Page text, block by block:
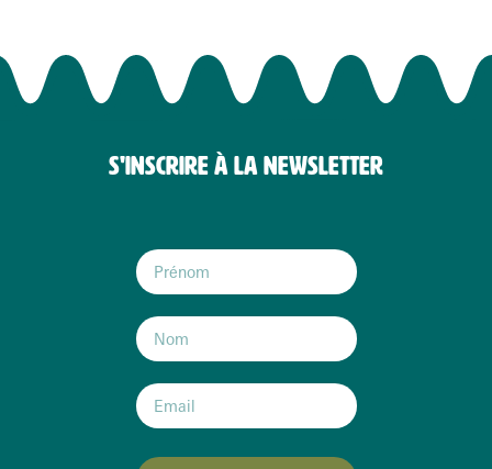
S'INSCRIRE À LA NEWSLETTER